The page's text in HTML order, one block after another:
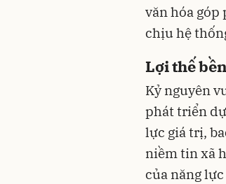
văn hóa góp
chịu hệ
Lợi thế
Kỷ nguyên
phát triển
lực giá trị,
niềm tin xã
của năng